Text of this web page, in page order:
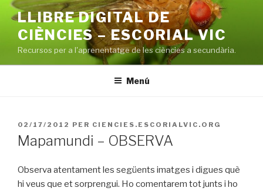
Vés
contingut
LLIBRE DIGITAL DE
CIÈNCIES – ESCORIAL VIC
Recursos per a l'aprenentatge de les ciències a secundària.
Menú
PUBLICAT
A
02/17/2012 PER CIENCIES.ESCORIALVIC.ORG
Mapamundi – OBSERVA
Observa atentament les següents imatges i digues què
hi veus que et sorprengui. Ho comentarem tot junts i ho